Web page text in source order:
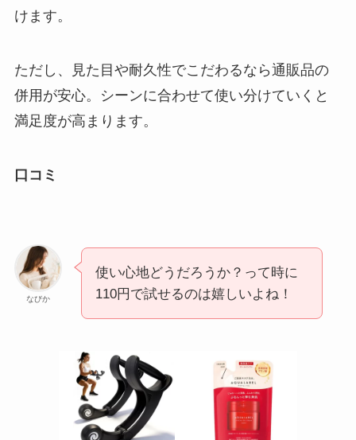
けます。
ただし、見た目や耐久性でこだわるなら通販品の
併用が安心。シーンに合わせて使い分けていくと
満足度が高まります。
口コミ
なびか
使い心地どうだろうか？って時に
110円で試せるのは嬉しいよね！